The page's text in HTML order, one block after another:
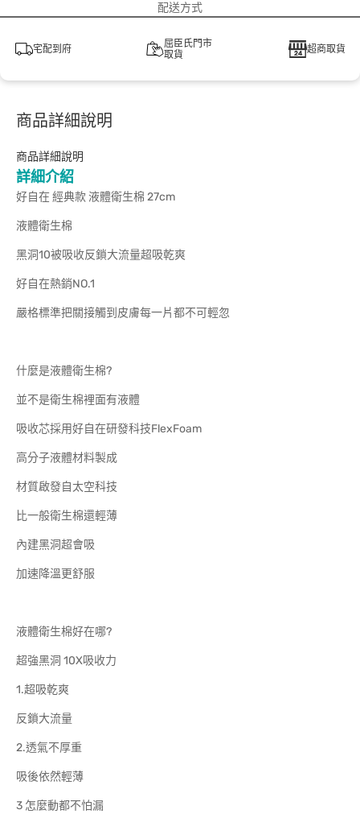
配送方式
宅配到府
屈臣氏門市
取貨
超商取貨
商品詳細說明
商品詳細說明
詳細介紹
好自在 經典款 液體衛生棉 27cm
液體衛生棉
黑洞10被吸收反鎖大流量超吸乾爽
好自在熱銷NO.1
嚴格標準把關接觸到皮膚每一片都不可輕忽
什麼是液體衛生棉?
並不是衛生棉裡面有液體
吸收芯採用好自在研發科技FlexFoam
高分子液體材料製成
材質啟發自太空科技
比一般衛生棉還輕薄
內建黑洞超會吸
加速降溫更舒服
液體衛生棉好在哪?
超強黑洞 10X吸收力
1.超吸乾爽
反鎖大流量
2.透氣不厚重
吸後依然輕薄
3 怎麼動都不怕漏